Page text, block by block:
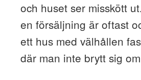
och huset ser misskött
en försäljning är oftast
ett hus med välhållen
där man inte brytt sig